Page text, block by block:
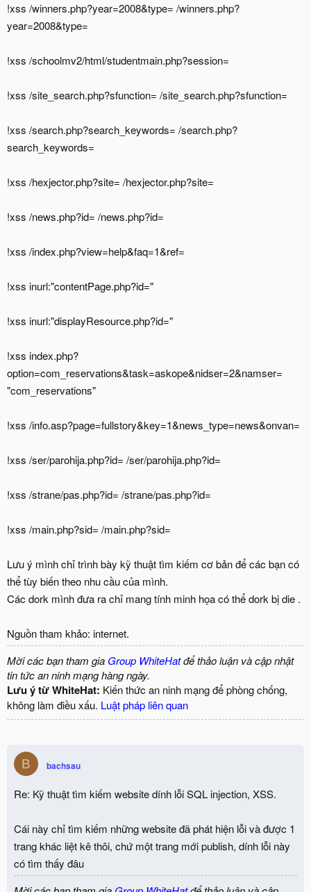
!xss /winners.php?year=2008&type= /winners.php?
year=2008&type=
!xss /schoolmv2/html/studentmain.php?session=
!xss /site_search.php?sfunction= /site_search.php?sfunction=
!xss /search.php?search_keywords= /search.php?
search_keywords=
!xss /hexjector.php?site= /hexjector.php?site=
!xss /news.php?id= /news.php?id=
!xss /index.php?view=help&faq=1&ref=
!xss inurl:"contentPage.php?id="
!xss inurl:"displayResource.php?id="
!xss index.php?
option=com_reservations&task=askope&nidser=2&namser=
"com_reservations"
!xss /info.asp?page=fullstory&key=1&news_type=news&onvan=
!xss /ser/parohija.php?id= /ser/parohija.php?id=
!xss /strane/pas.php?id= /strane/pas.php?id=
!xss /main.php?sid= /main.php?sid=
Lưu ý mình chỉ trình bày kỹ thuật tìm kiếm cơ bản để các bạn có
thể tùy biến theo nhu cầu của mình.
Các dork mình đưa ra chỉ mang tính minh họa có thể dork bị die .
Nguồn tham khảo: internet.
Mời các bạn tham gia Group WhiteHatđể thảo luận và cập nhật
tin tức an ninh mạng hàng ngày.
Lưu ý từ WhiteHat: Kiến thức an ninh mạng để phòng chống,
không làm điều xấu. Luật pháp liên quan
B bachsau
Re: Kỹ thuật tìm kiếm website dính lỗi SQL injection, XSS.
Cái này chỉ tìm kiếm những website đã phát hiện lỗi và được 1
trang khác liệt kê thôi, chứ một trang mới publish, dính lỗi này
có tìm thấy đâu